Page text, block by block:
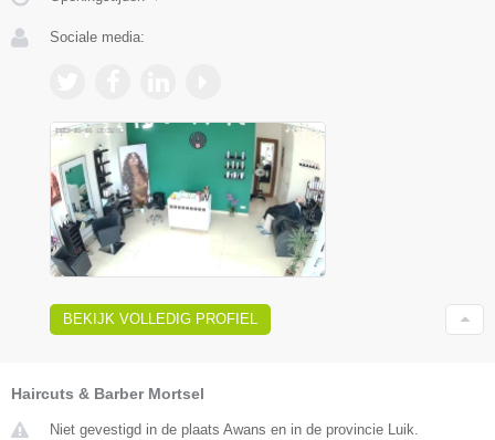
Sociale media:
BEKIJK VOLLEDIG PROFIEL
Haircuts & Barber Mortsel
Niet gevestigd in de plaats Awans en in de provincie Luik.